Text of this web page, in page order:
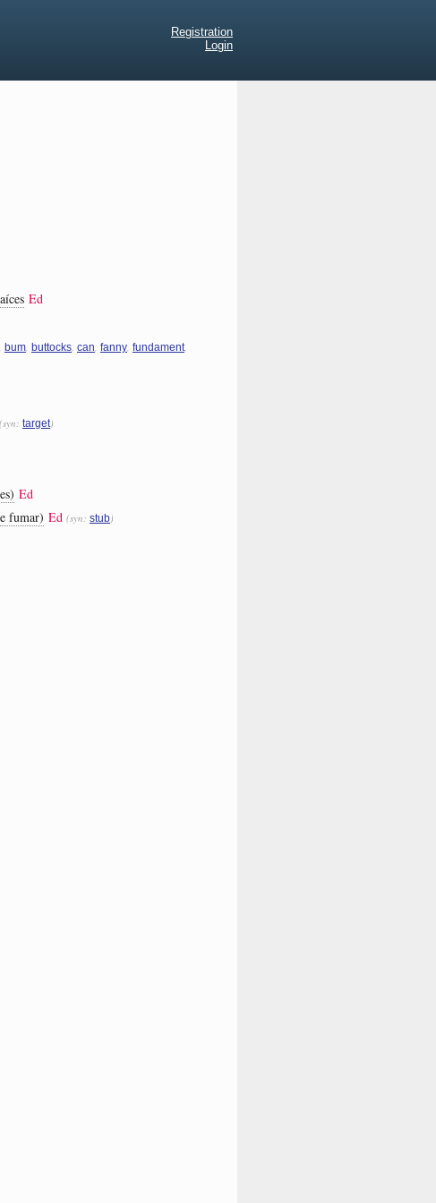
Registration
Login
Ed
, bum, buttocks, can, fanny, fundament,
(syn: target)
Ed
fumar) Ed (syn: stub)